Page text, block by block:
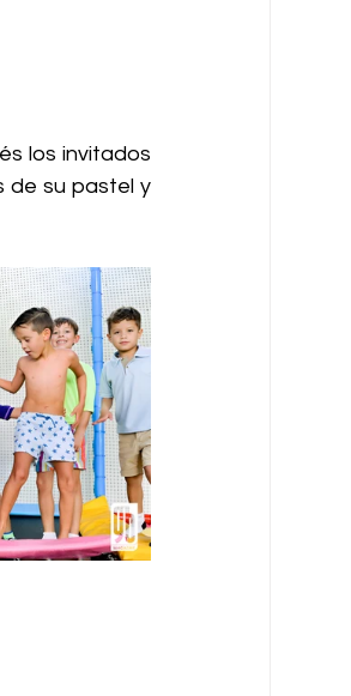
los invitados
de su pastel y